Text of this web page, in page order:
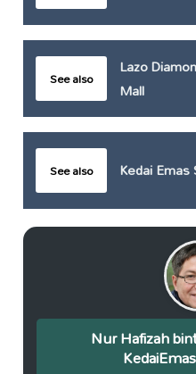
See also
Lazo
Mall
See also Kedai Emas
Nur Hafizah